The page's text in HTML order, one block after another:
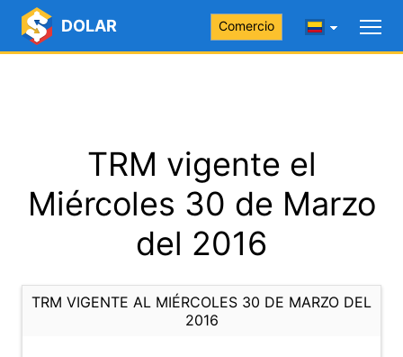
DOLAR Comercio
TRM vigente el
Miércoles 30 de Marzo
del 2016
TRM VIGENTE AL MIÉRCOLES 30 DE MARZO DEL
2016